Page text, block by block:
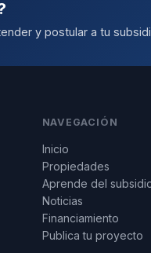
y postular a tu
NAVEGACIÓN
Inicio
Propiedades
Aprende del
Noticias
Financiamiento
Publica tu proyecto